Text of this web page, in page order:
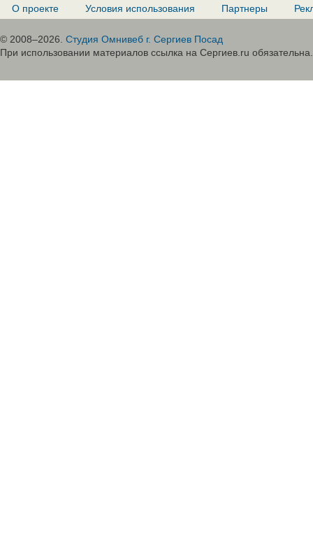
О проекте Условия использования Партнеры
© 2008–2026. Студия Омнивеб г. Сергиев Посад
При использовании материалов ссылка на Сергиев.ru обязательна.